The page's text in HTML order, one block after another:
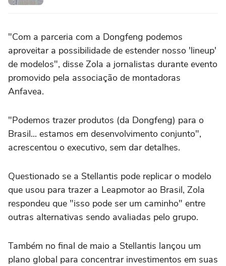
"Com a parceria com a Dongfeng podemos
aproveitar a possibilidade de estender nosso 'lineup'
de modelos", disse ‌Zola a jornalistas durante evento
promovido pela associação de ‌montadoras
Anfavea.
"Podemos trazer produtos (da Dongfeng) para o
Brasil... estamos em desenvolvimento conjunto",
acrescentou ⁠o executivo, sem dar detalhes.
Questionado se a Stellantis pode replicar o modelo
que usou para trazer a Leapmotor ao Brasil, Zola
respondeu que "isso pode ser um caminho" entre
outras alternativas sendo avaliadas pelo grupo.
Também no final de maio a Stellantis lançou um
plano global para concentrar investimentos em suas